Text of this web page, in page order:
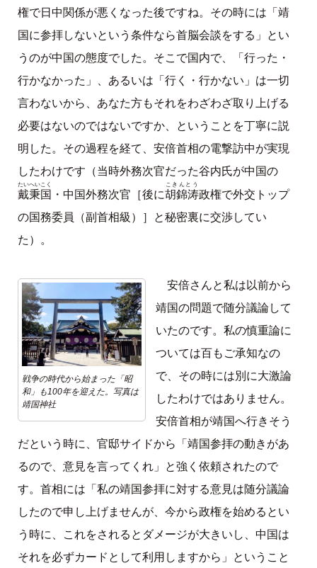
権で日中関係が悪くなった後ですね。その時には「靖
国に参拝しないという条件なら首脳会談をする」とい
うのが中国の態度でした。そこで国内で、「行った・
行かなかった」、あるいは「行く・行かない」は一切
言わないから、あなた方もそれをわざわざ取り上げる
必要はないのではないですか、ということを丁寧に説
明した。その過程を経て、安倍首相の電撃訪中が実現
したわけです（当時外務次官だった谷内氏が中国の
戴秉国
たいへいこく
・中国外務次官［後に胡錦涛
こきんとう
政権で外交トップ
の国務委員（副首相級）］と秘密裏に交渉してい
た）。
戦争の時代から始まった「昭
和」も100年を迎えた。写真は
靖国神社
安倍さんと私は以前から
靖国の問題で随分議論して
いたのです。私の慎重論に
ついては百もご承知なの
で、その時には別に大激論
したわけではありません。
安倍首相が靖国へ行きそう
だという時に、官邸サイドから「靖国参拝の動きがあ
るので、意見を言ってくれ」と強く依頼されたので
す。首相には「私の靖国参拝に対する意見は随分議論
したので申し上げませんが、今から政権を始めるとい
う時に、これをされるとダメージが大きいし、中国は
それを必ずカードとして利用しますから」ということ